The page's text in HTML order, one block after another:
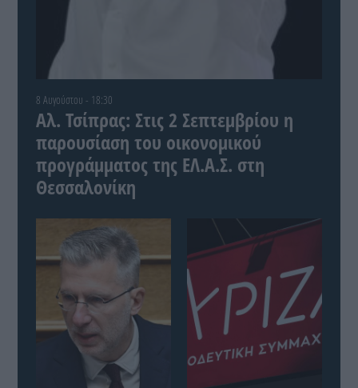
8 Αυγούστου - 18:30
Αλ. Τσίπρας: Στις 2 Σεπτεμβρίου η
παρουσίαση του οικονομικού
προγράμματος της ΕΛ.Α.Σ. στη
Θεσσαλονίκη